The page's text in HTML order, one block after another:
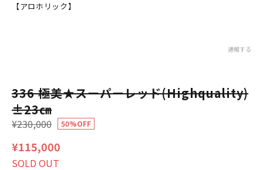
336 極美★スーパーレッド(Highquality)
±23㎝
¥230,000 50%OFF
¥115,000
SOLD OUT
【アロホリック】
通報する